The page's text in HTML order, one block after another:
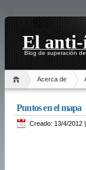
El anti-
Blog de superación
Acerca de
Puntos en el mapa
Creado: 13/4/2012